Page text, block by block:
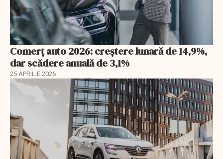
Comerț auto 2026: creștere lunară de 14,9%,
dar scădere anuală de 3,1%
25 APRILIE 2026